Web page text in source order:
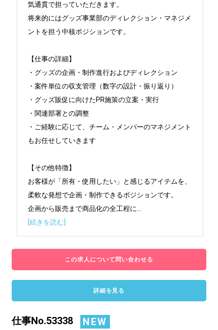
気通貫で担っていただきます。
将来的にはグッズ事業部のディレクション・マネジメ
ントを担う中核ポジションです。
【仕事の詳細】
・グッズの企画・制作進行およびディレクション
・案件単位の収支管理（数字の設計・振り返り）
・グッズ販促に向けたPR施策の立案・実行
・関連部署との調整
・ご経験に応じて、チーム・メンバーのマネジメント
もお任せしていきます
【その他特徴】
お客様が「所有・使用したい」と感じるアイテムを、
柔軟な発想で企画・制作できるポジションです。
企画から販売まで商品化の全工程に...
[続きを読む]
この求人について問い合わせる
詳細を見る
仕事No.53338
NEW